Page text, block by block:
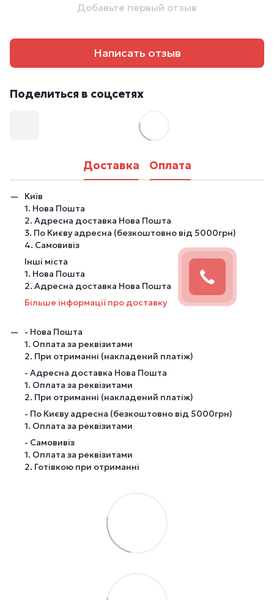
Добавьте первый отзыв
Написать отзыв
Поделиться в соцсетях
Доставка Оплата
Київ
1. Нова Пошта
2. Адресна доставка Нова Пошта
3. По Києву адресна (безкоштовно від 5000грн)
4. Самовивіз
Інші міста
1. Нова Пошта
2. Адресна доставка Нова Пошта
Більше інформації про доставку
- Нова Пошта
1. Оплата за реквізитами
2. При отриманні (накладений платіж)
- Адресна доставка Нова Пошта
1. Оплата за реквізитами
2. При отриманні (накладений платіж)
- По Києву адресна (безкоштовно від 5000грн)
1. Оплата за реквізитами
- Самовивіз
1. Оплата за реквізитами
2. Готівкою при отриманні